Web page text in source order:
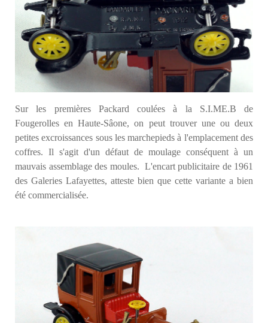
Sur les premières Packard coulées à la S.I.ME.B de
Fougerolles en Haute-Sâone, on peut trouver une ou deux
petites excroissances sous les marchepieds à l'emplacement des
coffres. Il s'agit d'un défaut de moulage conséquent à un
mauvais assemblage des moules. L'encart publicitaire de 1961
des Galeries Lafayettes, atteste bien que cette variante a bien
été commercialisée.